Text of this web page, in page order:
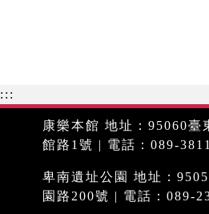
:::
康樂本館 地址：95060臺
館路1號 | 電話：089-
卑南遺址公園 地址：
園路200號 | 電話：089-